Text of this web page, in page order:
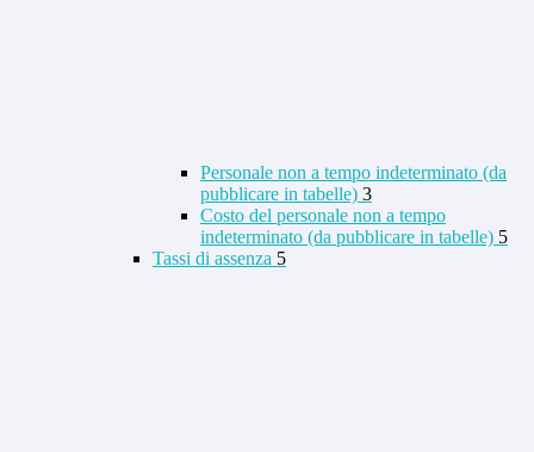
Personale non a tempo indeterminato (da
pubblicare in tabelle) 3
Costo del personale non a tempo
indeterminato (da pubblicare in tabelle) 5
Tassi di assenza 5